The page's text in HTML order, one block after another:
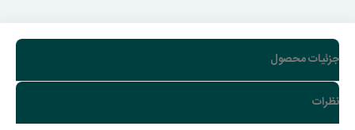
جزئیات محصول
نظرات